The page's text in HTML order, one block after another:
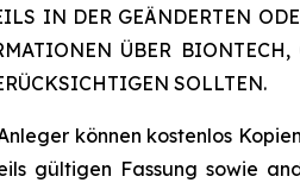
IN DER GEÄNDERTEN
ÜBER
SOLLTEN.
können kostenlos
gültigen Fassung sowie